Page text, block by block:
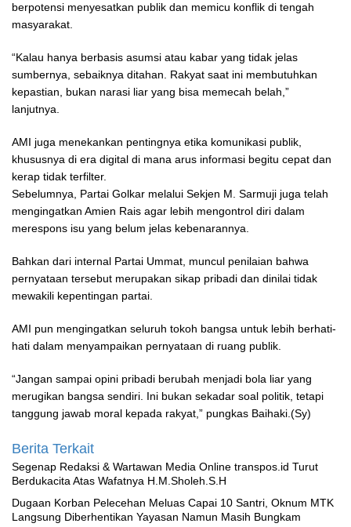
berpotensi menyesatkan publik dan memicu konflik di tengah
masyarakat.
“Kalau hanya berbasis asumsi atau kabar yang tidak jelas
sumbernya, sebaiknya ditahan. Rakyat saat ini membutuhkan
kepastian, bukan narasi liar yang bisa memecah belah,”
lanjutnya.
AMI juga menekankan pentingnya etika komunikasi publik,
khususnya di era digital di mana arus informasi begitu cepat dan
kerap tidak terfilter.
Sebelumnya, Partai Golkar melalui Sekjen M. Sarmuji juga telah
mengingatkan Amien Rais agar lebih mengontrol diri dalam
merespons isu yang belum jelas kebenarannya.
Bahkan dari internal Partai Ummat, muncul penilaian bahwa
pernyataan tersebut merupakan sikap pribadi dan dinilai tidak
mewakili kepentingan partai.
AMI pun mengingatkan seluruh tokoh bangsa untuk lebih berhati-
hati dalam menyampaikan pernyataan di ruang publik.
“Jangan sampai opini pribadi berubah menjadi bola liar yang
merugikan bangsa sendiri. Ini bukan sekadar soal politik, tetapi
tanggung jawab moral kepada rakyat,” pungkas Baihaki.(Sy)
Berita Terkait
Segenap Redaksi & Wartawan Media Online transpos.id Turut
Berdukacita Atas Wafatnya H.M.Sholeh.S.H
‎Dugaan Korban Pelecehan Meluas Capai 10 Santri, Oknum MTK
Langsung Diberhentikan Yayasan Namun Masih Bungkam